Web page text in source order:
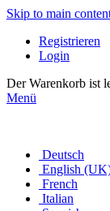
Skip to main
Registrieren
Login
Der Warenkorb ist
Menü
Deutsch
English
French
Italian